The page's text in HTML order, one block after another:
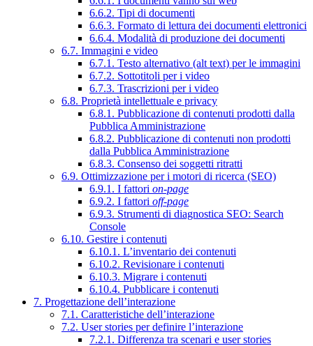
6.6.2. Tipi di documenti
6.6.3. Formato di lettura dei documenti elettronici
6.6.4. Modalità di produzione dei documenti
6.7. Immagini e video
6.7.1. Testo alternativo (alt text) per le immagini
6.7.2. Sottotitoli per i video
6.7.3. Trascrizioni per i video
6.8. Proprietà intellettuale e privacy
6.8.1. Pubblicazione di contenuti prodotti dalla
Pubblica Amministrazione
6.8.2. Pubblicazione di contenuti non prodotti
dalla Pubblica Amministrazione
6.8.3. Consenso dei soggetti ritratti
6.9. Ottimizzazione per i motori di ricerca (SEO)
6.9.1. I fattori on-page
6.9.2. I fattori off-page
6.9.3. Strumenti di diagnostica SEO: Search
Console
6.10. Gestire i contenuti
6.10.1. L’inventario dei contenuti
6.10.2. Revisionare i contenuti
6.10.3. Migrare i contenuti
6.10.4. Pubblicare i contenuti
7. Progettazione dell’interazione
7.1. Caratteristiche dell’interazione
7.2. User stories per definire l’interazione
7.2.1. Differenza tra scenari e user stories